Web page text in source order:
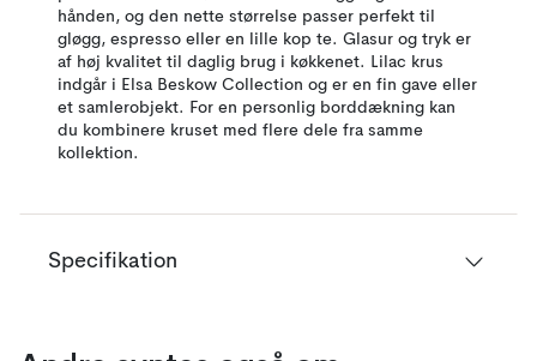
hånden, og den nette størrelse passer perfekt til
gløgg, espresso eller en lille kop te. Glasur og tryk er
af høj kvalitet til daglig brug i køkkenet. Lilac krus
indgår i Elsa Beskow Collection og er en fin gave eller
et samlerobjekt. For en personlig borddækning kan
du kombinere kruset med flere dele fra samme
kollektion.
Specifikation